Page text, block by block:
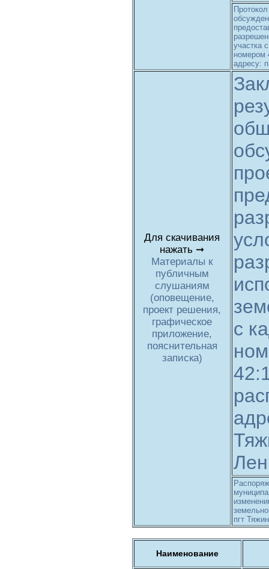
участка
номером
адресу:
Для скачивания
нажать ➞
Материалы к
публичным
слушаниям
(оповещение,
проект решения,
графическое
приложение,
пояснительная
записка)
с
пгт
Наименование